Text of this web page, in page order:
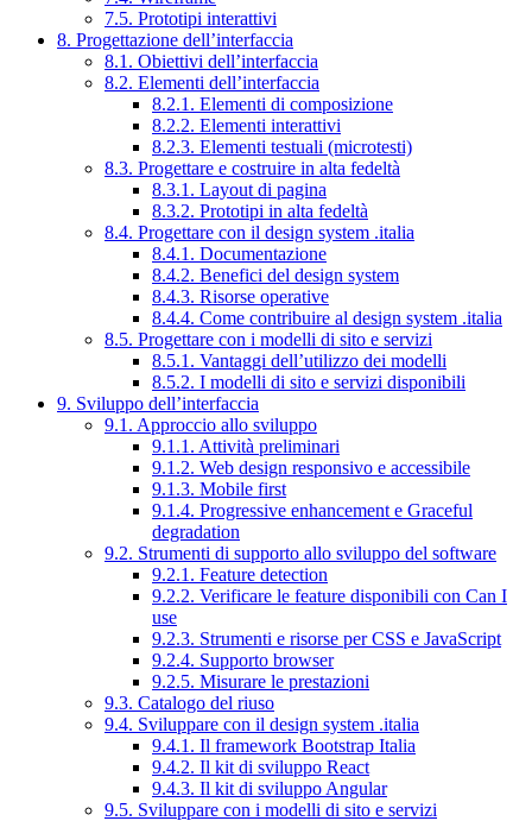
7.5. Prototipi interattivi
8. Progettazione dell’interfaccia
8.1. Obiettivi dell’interfaccia
8.2. Elementi dell’interfaccia
8.2.1. Elementi di composizione
8.2.2. Elementi interattivi
8.2.3. Elementi testuali (microtesti)
8.3. Progettare e costruire in alta fedeltà
8.3.1. Layout di pagina
8.3.2. Prototipi in alta fedeltà
8.4. Progettare con il design system .italia
8.4.1. Documentazione
8.4.2. Benefici del design system
8.4.3. Risorse operative
8.4.4. Come contribuire al design system .italia
8.5. Progettare con i modelli di sito e servizi
8.5.1. Vantaggi dell’utilizzo dei modelli
8.5.2. I modelli di sito e servizi disponibili
9. Sviluppo dell’interfaccia
9.1. Approccio allo sviluppo
9.1.1. Attività preliminari
9.1.2. Web design responsivo e accessibile
9.1.3. Mobile first
9.1.4. Progressive enhancement e Graceful
degradation
9.2. Strumenti di supporto allo sviluppo del software
9.2.1. Feature detection
9.2.2. Verificare le feature disponibili con Can I
use
9.2.3. Strumenti e risorse per CSS e JavaScript
9.2.4. Supporto browser
9.2.5. Misurare le prestazioni
9.3. Catalogo del riuso
9.4. Sviluppare con il design system .italia
9.4.1. Il framework Bootstrap Italia
9.4.2. Il kit di sviluppo React
9.4.3. Il kit di sviluppo Angular
9.5. Sviluppare con i modelli di sito e servizi